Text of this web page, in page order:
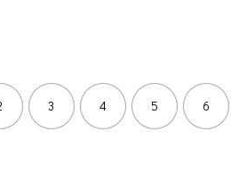
3 4 5 6